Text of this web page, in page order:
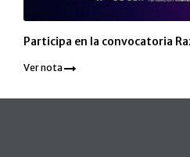
Participa en la convocatoria
Ver nota